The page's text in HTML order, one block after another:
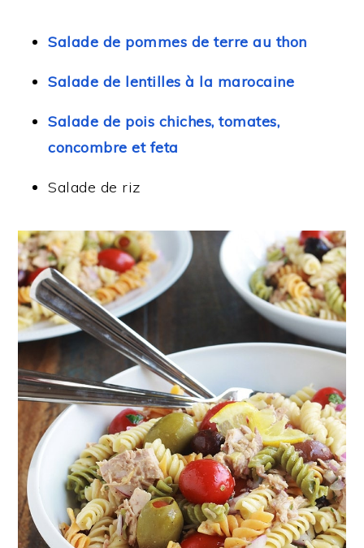
Salade de pommes de terre au thon
Salade de lentilles à la marocaine
Salade de pois chiches, tomates,
concombre et feta
Salade de riz